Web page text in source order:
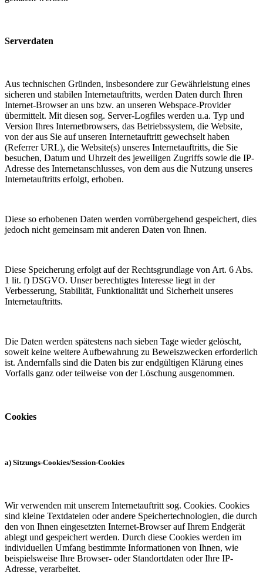
Serverdaten
Aus technischen Gründen, insbesondere zur Gewährleistung eines
sicheren und stabilen Internetauftritts, werden Daten durch Ihren
Internet-Browser an uns bzw. an unseren Webspace-Provider
übermittelt. Mit diesen sog. Server-Logfiles werden u.a. Typ und
Version Ihres Internetbrowsers, das Betriebssystem, die Website,
von der aus Sie auf unseren Internetauftritt gewechselt haben
(Referrer URL), die Website(s) unseres Internetauftritts, die Sie
besuchen, Datum und Uhrzeit des jeweiligen Zugriffs sowie die IP-
Adresse des Internetanschlusses, von dem aus die Nutzung unseres
Internetauftritts erfolgt, erhoben.
Diese so erhobenen Daten werden vorrübergehend gespeichert, dies
jedoch nicht gemeinsam mit anderen Daten von Ihnen.
Diese Speicherung erfolgt auf der Rechtsgrundlage von Art. 6 Abs.
1 lit. f) DSGVO. Unser berechtigtes Interesse liegt in der
Verbesserung, Stabilität, Funktionalität und Sicherheit unseres
Internetauftritts.
Die Daten werden spätestens nach sieben Tage wieder gelöscht,
soweit keine weitere Aufbewahrung zu Beweiszwecken erforderlich
ist. Andernfalls sind die Daten bis zur endgültigen Klärung eines
Vorfalls ganz oder teilweise von der Löschung ausgenommen.
Cookies
a) Sitzungs-Cookies/Session-Cookies
Wir verwenden mit unserem Internetauftritt sog. Cookies. Cookies
sind kleine Textdateien oder andere Speichertechnologien, die durch
den von Ihnen eingesetzten Internet-Browser auf Ihrem Endgerät
ablegt und gespeichert werden. Durch diese Cookies werden im
individuellen Umfang bestimmte Informationen von Ihnen, wie
beispielsweise Ihre Browser- oder Standortdaten oder Ihre IP-
Adresse, verarbeitet.